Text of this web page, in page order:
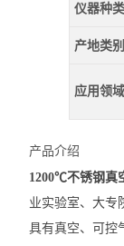
仪器种类
产地类别
应用领域
产品介绍
1200℃不锈钢真
业实验室、大专
具有真空、可控